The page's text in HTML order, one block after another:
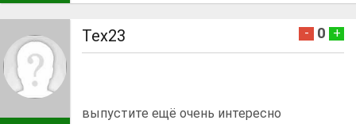
Tex23 - 0 +
выпустите ещё очень интересно